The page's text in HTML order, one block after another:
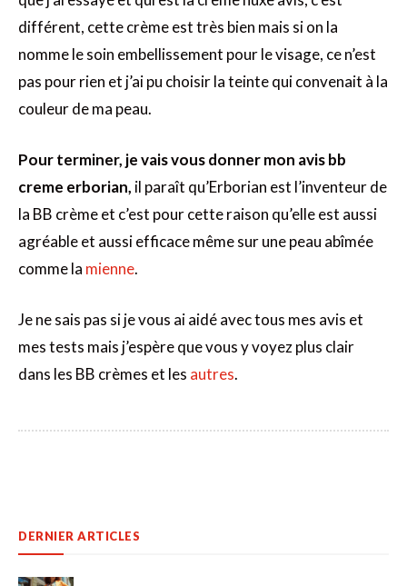
différent, cette crème est très bien mais si on la
nomme le soin embellissement pour le visage, ce n’est
pas pour rien et j’ai pu choisir la teinte qui convenait à la
couleur de ma peau.
Pour terminer, je vais vous donner mon avis bb
creme erborian, il paraît qu’Erborian est l’inventeur de
la BB crème et c’est pour cette raison qu’elle est aussi
agréable et aussi efficace même sur une peau abîmée
comme la mienne.
Je ne sais pas si je vous ai aidé avec tous mes avis et
mes tests mais j’espère que vous y voyez plus clair
dans les BB crèmes et les autres.
DERNIER ARTICLES